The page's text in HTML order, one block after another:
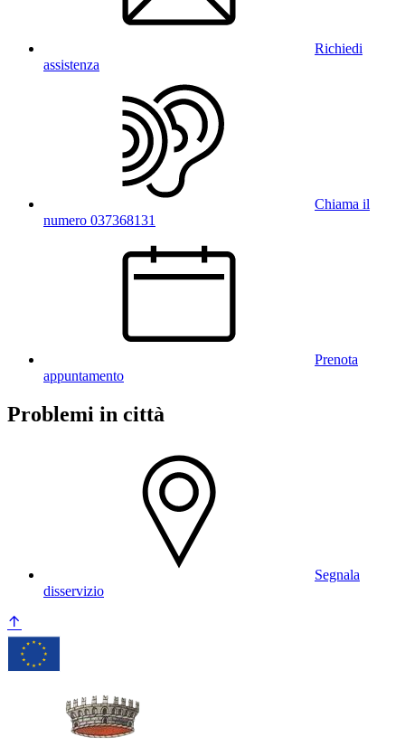
Richiedi
assistenza
Chiama il
numero 037368131
Prenota
appuntamento
Problemi in città
Segnala
disservizio